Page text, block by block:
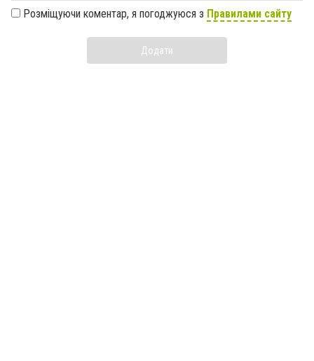
Розміщуючи коментар, я погоджуюся з Правилами сайту
Додати